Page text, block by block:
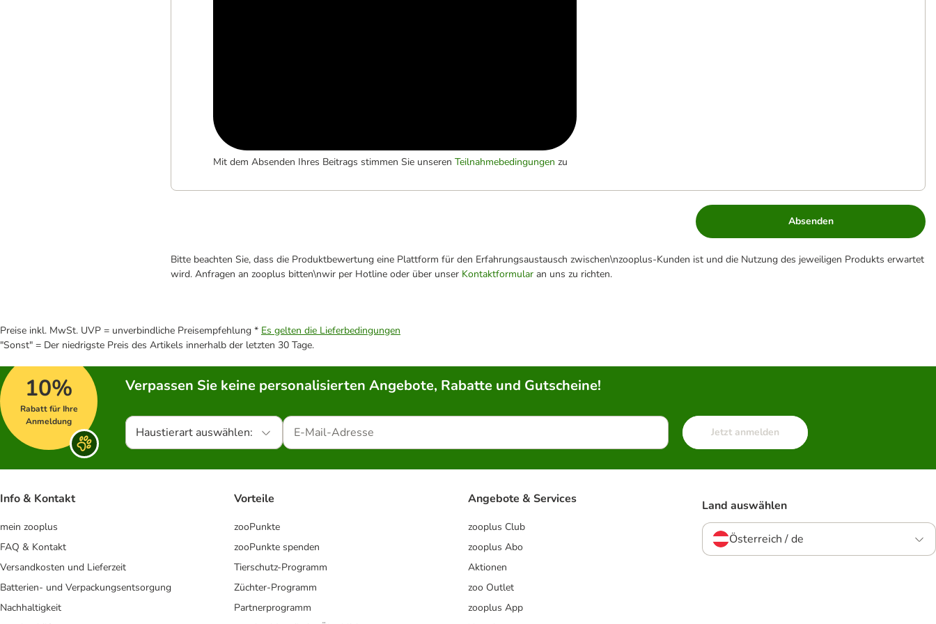
Mit dem Absenden Ihres Beitrags stimmen Sie unseren Teilnahmebedingungen zu
Absenden
Bitte beachten Sie, dass die Produktbewertung eine Plattform für den Erfahrungsaustausch zwischen\nzooplus-Kunden ist und die Nutzung des jeweiligen Produkts erwartet
wird. Anfragen an zooplus bitten\nwir per Hotline oder über unser Kontaktformular an uns zu richten.
Preise inkl. MwSt. UVP = unverbindliche Preisempfehlung * Es gelten die Lieferbedingungen
"Sonst" = Der niedrigste Preis des Artikels innerhalb der letzten 30 Tage.
10%
Rabatt für Ihre
Anmeldung
Verpassen Sie keine personalisierten Angebote, Rabatte und Gutscheine!
Haustierart auswählen: Jetzt anmelden
Info & Kontakt
mein zooplus
FAQ & Kontakt
Versandkosten und Lieferzeit
Batterien- und Verpackungsentsorgung
Nachhaltigkeit
Vorteile
zooPunkte
zooPunkte spenden
Tierschutz-Programm
Züchter-Programm
Partnerprogramm
Angebote & Services
zooplus Club
zooplus Abo
Aktionen
zoo Outlet
zooplus App
Land auswählen
Österreich / de